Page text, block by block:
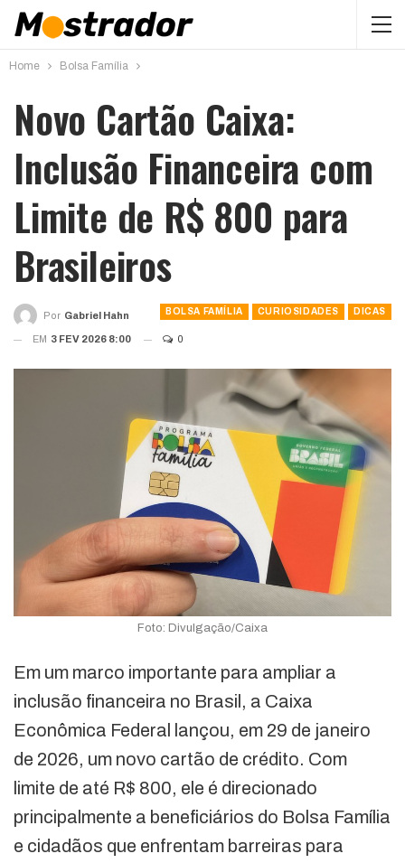
Home Bolsa Família
Novo Cartão Caixa:
Inclusão Financeira com
Limite de R$ 800 para
Brasileiros
BOLSA FAMÍLIA CURIOSIDADES DICAS
Por Gabriel Hahn
EM 3 FEV 2026 8:00 0
Foto: Divulgação/Caixa
Em um marco importante para ampliar a
inclusão financeira no Brasil, a Caixa
Econômica Federal lançou, em 29 de janeiro
de 2026, um novo cartão de crédito. Com
limite de até R$ 800, ele é direcionado
principalmente a beneficiários do Bolsa Família
e cidadãos que enfrentam barreiras para